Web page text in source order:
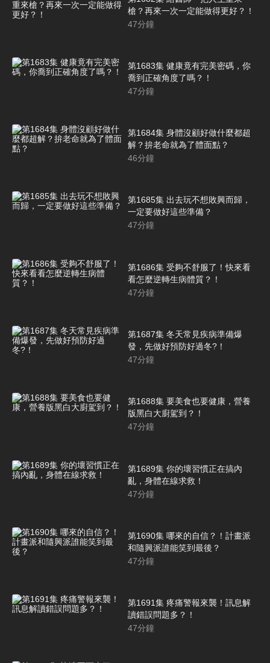
槍？再來一次一定能做得更好？！
47分鐘
第1683集 健康竟有完美密碼，你
喬到正確角度了嗎？！
47分鐘
第1684集 身體沒顧好做什麼都超
解？拚老命就為了體面點？
46分鐘
第1685集 出去玩不想敗興而歸，
一定要做好這些準備？
47分鐘
第1686集 受夠不舒服了！快來看
看怎麼逆轉生病體質？！
47分鐘
第1687集 冬天常見疾病準備爆
發，先做好預防好過冬?！
47分鐘
第1688集 要美食也要健康，營養
版黑白大廚駕到？！
47分鐘
第1689集 你的壞習慣正在搞內
亂，身體在線求救！
47分鐘
第1690集 哪來的自信？！計畫派
和隨興派誰能笑到最後？
47分鐘
第1691集 疼痛警報來襲！訊息解
讀錯誤問題多？！
47分鐘